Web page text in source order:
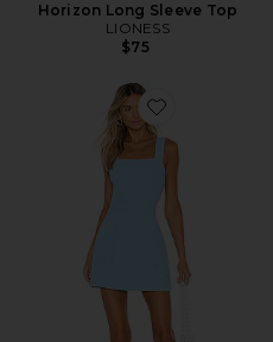
Horizon Long Sleeve Top
LIONESS
$75
Favorite Ace Dress